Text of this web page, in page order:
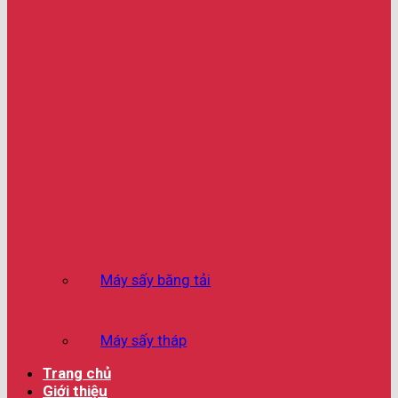
Máy sấy băng tải
Máy sấy tháp
Trang chủ
Giới thiệu